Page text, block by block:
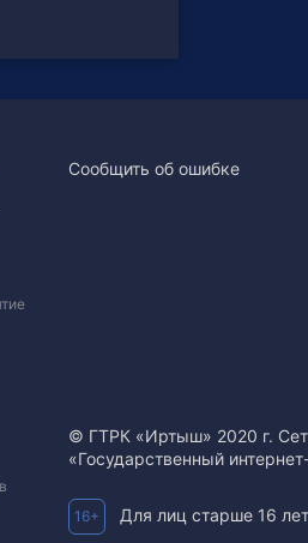
Сообщить об ошибке
© ГТРК «Иртыш» 2020 г.
«Государственный
16+ Для лиц старше 16